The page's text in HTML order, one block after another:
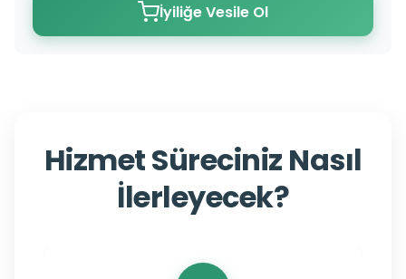
İyiliğe Vesile Ol
Hizmet Süreciniz Nasıl
İlerleyecek?